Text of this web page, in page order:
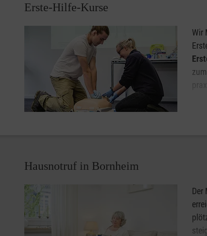
Erste-Hilfe-Kurse
Wir
Hausnotruf in Bornheim
Der